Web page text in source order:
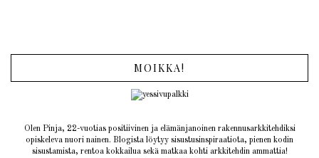
MOIKKA!
Olen Pinja, 22-vuotias positiivinen ja elämänjanoinen rakennusarkkitehdiksi
opiskeleva nuori nainen. Blogista löytyy sisustusinspiraatiota, pienen kodin
sisustamista, rentoa kokkailua sekä matkaa kohti arkkitehdin ammattia!